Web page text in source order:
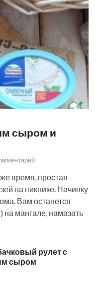
сыром и
время, простая
на пикнике. Начинку
Вам останется
на мангале, намазать
рулет с
сыром